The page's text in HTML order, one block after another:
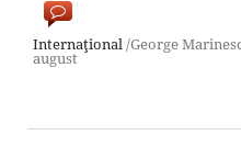
Internaţional /George
august